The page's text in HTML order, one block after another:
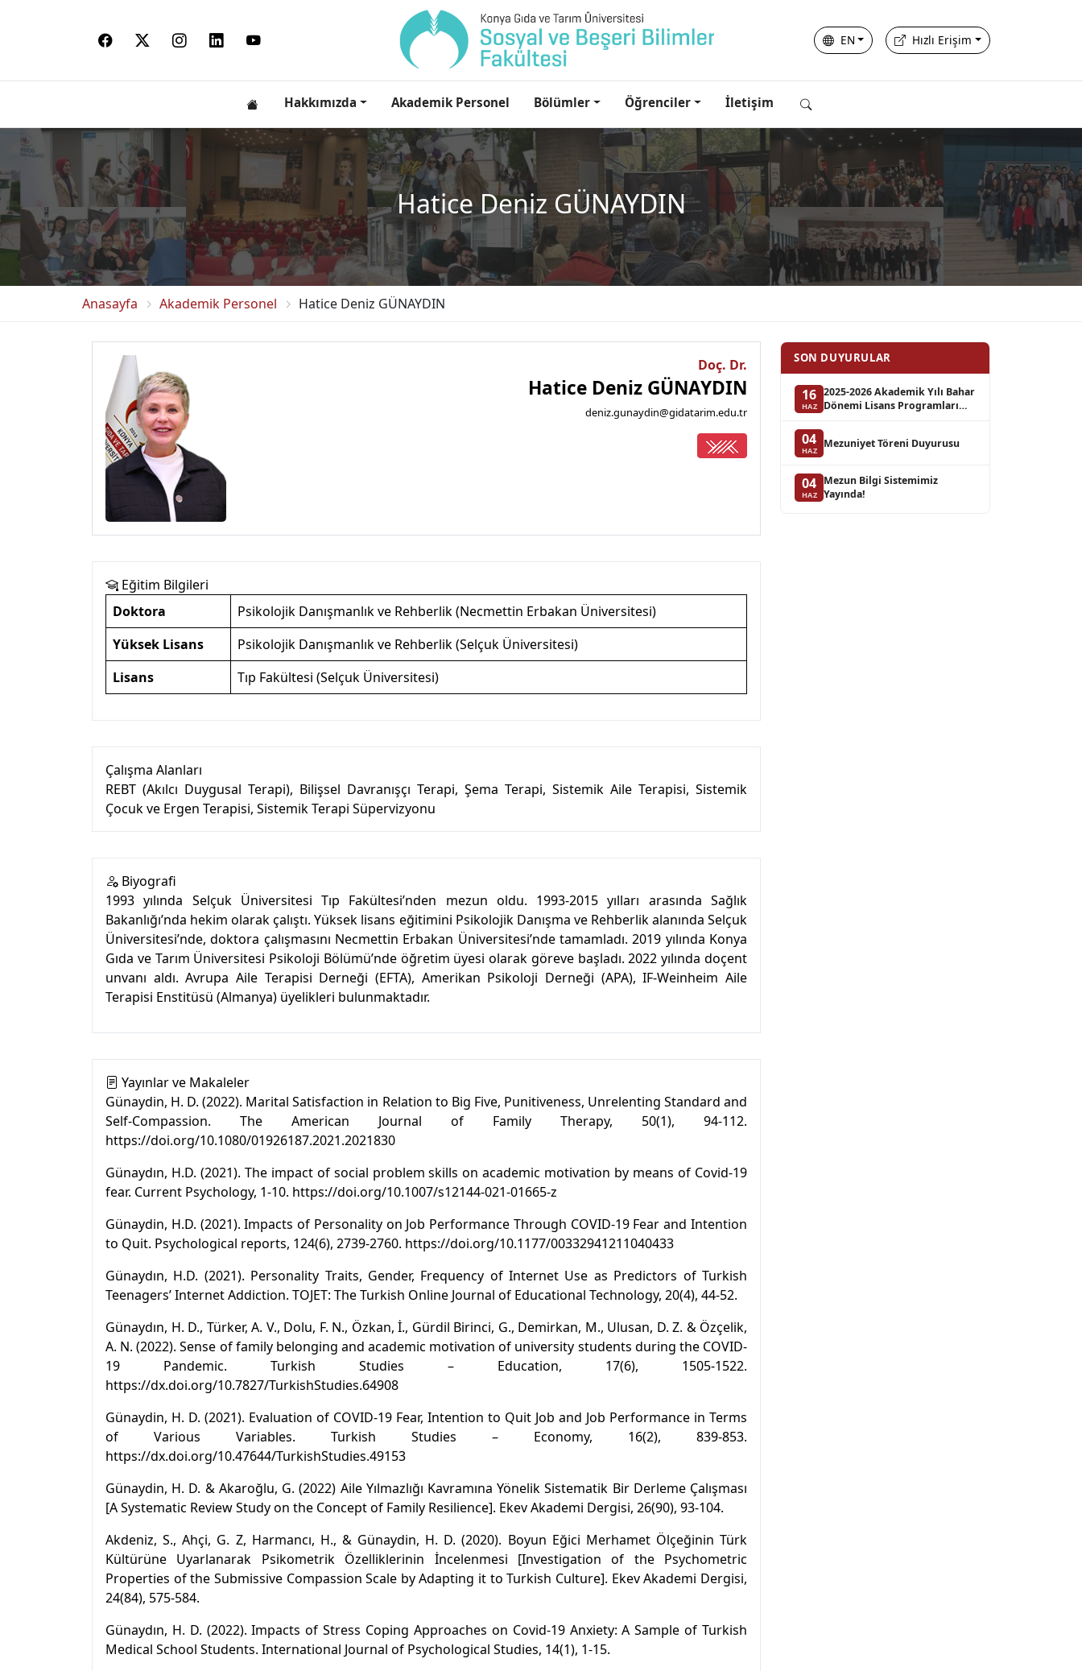
EN Hızlı Erişim
Hakkımızda Akademik Personel Bölümler Öğrenciler İletişim
Hatice Deniz GÜNAYDIN
Anasayfa Akademik Personel Hatice Deniz GÜNAYDIN
Doç. Dr.
Hatice Deniz GÜNAYDIN
deniz.gunaydin@gidatarim.edu.tr
Eğitim Bilgileri
Doktora
Psikolojik Danışmanlık ve Rehberlik (Necmettin Erbakan Üniversitesi)
Yüksek Lisans
Psikolojik Danışmanlık ve Rehberlik (Selçuk Üniversitesi)
Lisans
Tıp Fakültesi (Selçuk Üniversitesi)
Çalışma Alanları
REBT (Akılcı Duygusal Terapi), Bilişsel Davranışçı Terapi, Şema Terapi, Sistemik Aile Terapisi, Sistemik
Çocuk ve Ergen Terapisi, Sistemik Terapi Süpervizyonu
Biyografi
1993 yılında Selçuk Üniversitesi Tıp Fakültesi’nden mezun oldu. 1993-2015 yılları arasında Sağlık
Bakanlığı’nda hekim olarak çalıştı. Yüksek lisans eğitimini Psikolojik Danışma ve Rehberlik alanında Selçuk
Üniversitesi’nde, doktora çalışmasını Necmettin Erbakan Üniversitesi’nde tamamladı. 2019 yılında Konya
Gıda ve Tarım Üniversitesi Psikoloji Bölümü’nde öğretim üyesi olarak göreve başladı. 2022 yılında doçent
unvanı aldı. Avrupa Aile Terapisi Derneği (EFTA), Amerikan Psikoloji Derneği (APA), IF-Weinheim Aile
Terapisi Enstitüsü (Almanya) üyelikleri bulunmaktadır.
Yayınlar ve Makaleler
Günaydin, H. D. (2022). Marital Satisfaction in Relation to Big Five, Punitiveness, Unrelenting Standard and
Self-Compassion. The American Journal of Family Therapy, 50(1), 94-112.
https://doi.org/10.1080/01926187.2021.2021830
Günaydın, H.D. (2021). The impact of social problem skills on academic motivation by means of Covid-19
fear. Current Psychology, 1-10. https://doi.org/10.1007/s12144-021-01665-z
Günaydin, H.D. (2021). Impacts of Personality on Job Performance Through COVID-19 Fear and Intention
to Quit. Psychological reports, 124(6), 2739-2760. https://doi.org/10.1177/00332941211040433
Günaydın, H.D. (2021). Personality Traits, Gender, Frequency of Internet Use as Predictors of Turkish
Teenagers’ Internet Addiction. TOJET: The Turkish Online Journal of Educational Technology, 20(4), 44-52.
Günaydın, H. D., Türker, A. V., Dolu, F. N., Özkan, İ., Gürdil Birinci, G., Demirkan, M., Ulusan, D. Z. & Özçelik,
A. N. (2022). Sense of family belonging and academic motivation of university students during the COVID-
19 Pandemic. Turkish Studies – Education, 17(6), 1505-1522.
https://dx.doi.org/10.7827/TurkishStudies.64908
Günaydin, H. D. (2021). Evaluation of COVID-19 Fear, Intention to Quit Job and Job Performance in Terms
of Various Variables. Turkish Studies – Economy, 16(2), 839-853.
https://dx.doi.org/10.47644/TurkishStudies.49153
Günaydin, H. D. & Akaroğlu, G. (2022) Aile Yılmazlığı Kavramına Yönelik Sistematik Bir Derleme Çalışması
[A Systematic Review Study on the Concept of Family Resilience]. Ekev Akademi Dergisi, 26(90), 93-104.
Akdeniz, S., Ahçi, G. Z, Harmancı, H., & Günaydin, H. D. (2020). Boyun Eğici Merhamet Ölçeğinin Türk
Kültürüne Uyarlanarak Psikometrik Özelliklerinin İncelenmesi [Investigation of the Psychometric
Properties of the Submissive Compassion Scale by Adapting it to Turkish Culture]. Ekev Akademi Dergisi,
24(84), 575-584.
Günaydın, H. D. (2022). Impacts of Stress Coping Approaches on Covid-19 Anxiety: A Sample of Turkish
Medical School Students. International Journal of Psychological Studies, 14(1), 1-15.
SON DUYURULAR
16
HAZ
2025-2026 Akademik Yılı Bahar
Dönemi Lisans Programları
04
HAZ
Mezuniyet Töreni Duyurusu
04
HAZ
Mezun Bilgi Sistemimiz
Yayında!